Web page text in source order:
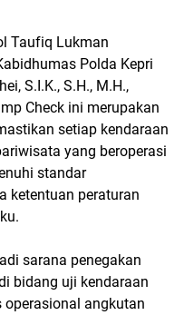
Taufiq Lukman
Polda Kepri
S.I.K., S.H., M.H.,
Check ini merupakan
setiap kendaraan
yang beroperasi
standar
ketentuan peraturan
sarana penegakan
bidang uji kendaraan
operasional angkutan